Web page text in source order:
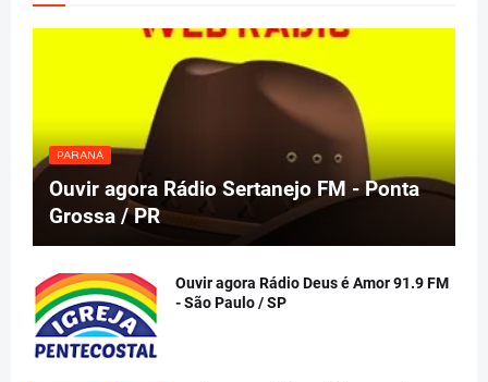
PARANÁ
Ouvir agora Rádio Sertanejo FM - Ponta
Grossa / PR
Ouvir agora Rádio Deus é Amor 91.9 FM
- São Paulo / SP